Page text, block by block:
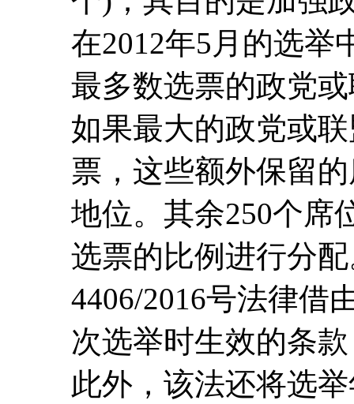
在2012年5月的选举
最多数选票的政党
如果最大的政党或
票，这些额外保留
地位。其余250个席
选票的比例进行分
4406/2016号法律借
次选举时生效的条
此外，该法还将选